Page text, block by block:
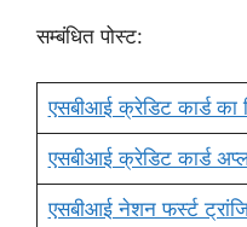
सम्बंधित पोस्ट:
एसबीआई क्रेडिट कार्ड
एसबीआई क्रेडिट कार्ड
एसबीआई नेशन फर्स्ट